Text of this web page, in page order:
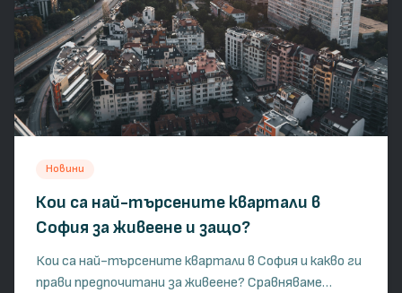
Новини
Кои са най-търсените квартали в
София за живеене и защо?
Кои са най-търсените квартали в София и какво ги
прави предпочитани за живеене? Сравняваме